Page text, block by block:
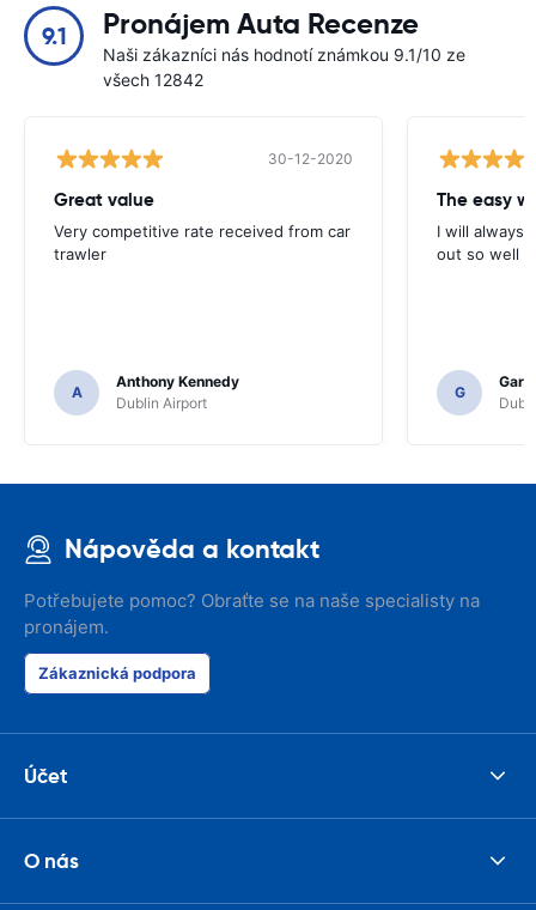
9.1 Pronájem Auta Recenze
Naši zákazníci nás hodnotí známkou 9.1/10 ze
všech 12842
30-12-2020
Great value
Very competitive rate received from car
trawler
A
Anthony Kennedy
Dublin Airport
I will always
out so well
G
Gary
Nápověda a kontakt
Potřebujete pomoc? Obraťte se na naše specialisty na
pronájem.
Zákaznická podpora
Účet
O nás